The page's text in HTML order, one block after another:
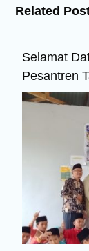
Related
Selamat
Pesantren